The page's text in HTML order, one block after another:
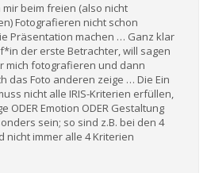
mir beim freien (also nicht
Fotografieren nicht schon
Präsentation machen … Ganz klar
der erste Betrachter, will sagen
mich fotografieren und dann
das Foto anderen zeige … Die Ein
nicht alle IRIS-Kriterien erfüllen,
ODER Emotion ODER Gestaltung
sein; so sind z.B. bei den 4
nicht immer alle 4 Kriterien